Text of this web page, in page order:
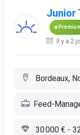
Junior
Il y a 2
Bordeaux,
Feed-
30 000 € -